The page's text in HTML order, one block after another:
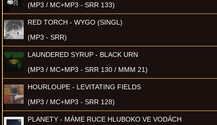
(MP3 / MC+MP3 - SRR 133)
RED TORCH - WYGO (SINGL)
(MP3 - SRR)
LAUNDERED SYRUP - BLACK URN
(MP3 / MC+MP3 - SRR 130 / MMM 21)
HOURLOUPE - LEVITATING FIELDS
(MP3 / MC+MP3 - SRR 128)
PLANETY - MÁME RUCE HLUBOKO VE VODÁCH